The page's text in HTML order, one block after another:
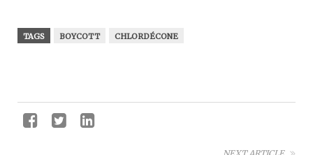
TAGS BOYCOTT CHLORDÉCONE